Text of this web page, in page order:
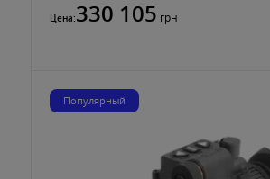
Цена:330 105 грн
Популярный